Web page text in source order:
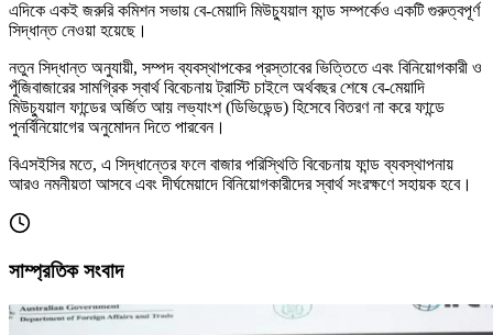
এদিকে একই জরুরি কমিশন সভায় বে-মেয়াদি মিউচ্যুয়াল ফান্ড সম্পর্কেও একটি গুরুত্বপূর্ণ
সিদ্ধান্ত নেওয়া হয়েছে।
নতুন সিদ্ধান্ত অনুযায়ী, সম্পদ ব্যবস্থাপকের প্রস্তাবের ভিত্তিতে এবং বিনিয়োগকারী ও
পুঁজিবাজারের সামগ্রিক স্বার্থ বিবেচনায় ট্রাস্টি চাইলে অর্থবছর শেষে বে-মেয়াদি
মিউচ্যুয়াল ফান্ডের অর্জিত আয় লভ্যাংশ (ডিভিডেন্ড) হিসেবে বিতরণ না করে ফান্ডে
পুনর্বিনিয়োগের অনুমোদন দিতে পারবেন।
বিএসইসির মতে, এ সিদ্ধান্তের ফলে বাজার পরিস্থিতি বিবেচনায় ফান্ড ব্যবস্থাপনায়
আরও নমনীয়তা আসবে এবং দীর্ঘমেয়াদে বিনিয়োগকারীদের স্বার্থ সংরক্ষণে সহায়ক হবে।
সাম্প্রতিক সংবাদ